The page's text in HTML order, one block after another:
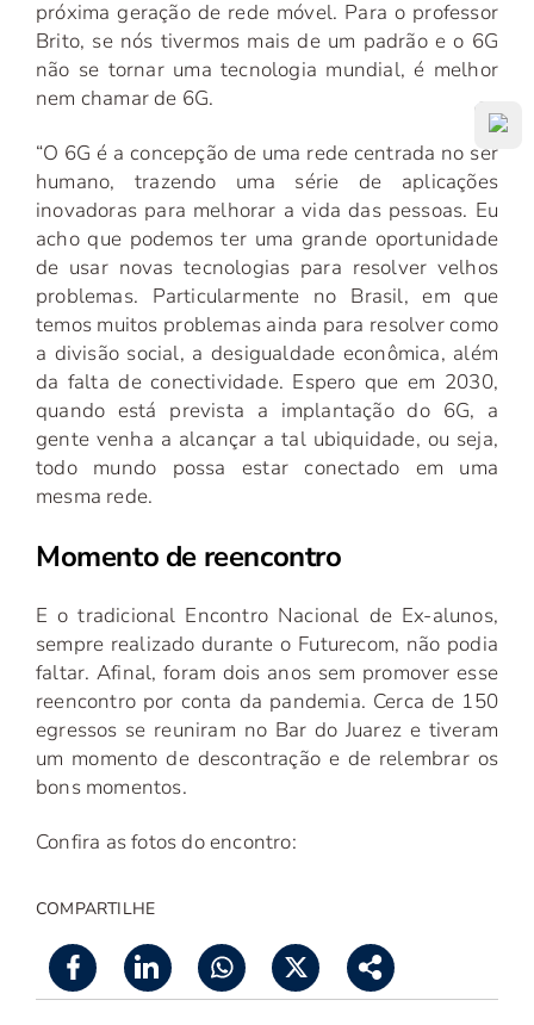
próxima geração de rede móvel. Para o professor
Brito, se nós tivermos mais de um padrão e o 6G
não se tornar uma tecnologia mundial, é melhor
nem chamar de 6G.
“O 6G é a concepção de uma rede centrada no ser
humano, trazendo uma série de aplicações
inovadoras para melhorar a vida das pessoas. Eu
acho que podemos ter uma grande oportunidade
de usar novas tecnologias para resolver velhos
problemas. Particularmente no Brasil, em que
temos muitos problemas ainda para resolver como
a divisão social, a desigualdade econômica, além
da falta de conectividade. Espero que em 2030,
quando está prevista a implantação do 6G, a
gente venha a alcançar a tal ubiquidade, ou seja,
todo mundo possa estar conectado em uma
mesma rede.
Momento de reencontro
E o tradicional Encontro Nacional de Ex-alunos,
sempre realizado durante o Futurecom, não podia
faltar. Afinal, foram dois anos sem promover esse
reencontro por conta da pandemia. Cerca de 150
egressos se reuniram no Bar do Juarez e tiveram
um momento de descontração e de relembrar os
bons momentos.
Confira as fotos do encontro:
COMPARTILHE